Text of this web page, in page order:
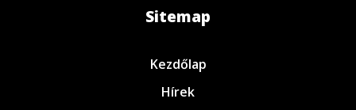
Sitemap
Kezdőlap
Hírek